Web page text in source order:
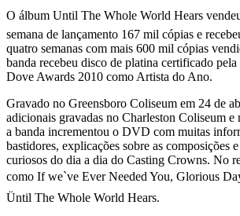
O álbum Until The Whole World Hears
semana de lançamento 167 mil cópias e
quatro semanas com mais 600 mil cópias
banda recebeu disco de platina certificado
Dove Awards 2010 como Artista do Ano.
Gravado no Greensboro Coliseum em 24 de
adicionais gravadas no Charleston Coliseum e
a banda incrementou o DVD com muitas
bastidores, explicações sobre as composições
curiosos do dia a dia do Casting Crowns. No
como If we`ve Ever Needed You, Glorious
Üntil The Whole World Hears.